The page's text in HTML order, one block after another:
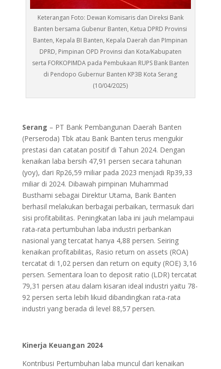
Keterangan Foto: Dewan Komisaris dan Direksi Bank
Banten bersama Gubenur Banten, Ketua DPRD Provinsi
Banten, Kepala BI Banten, Kepala Daerah dan PImpinan
DPRD, Pimpinan OPD Provinsi dan Kota/Kabupaten
serta FORKOPIMDA pada Pembukaan RUPS Bank Banten
di Pendopo Gubernur Banten KP3B Kota Serang
(10/04/2025)
Serang – PT Bank Pembangunan Daerah Banten
(Perseroda) Tbk atau Bank Banten terus mengukir
prestasi dan catatan positif di Tahun 2024. Dengan
kenaikan laba bersih 47,91 persen secara tahunan
(yoy), dari Rp26,59 miliar pada 2023 menjadi Rp39,33
miliar di 2024. Dibawah pimpinan Muhammad
Busthami sebagai Direktur Utama, Bank Banten
berhasil melakukan berbagai perbaikan, termasuk dari
sisi profitabilitas. Peningkatan laba ini jauh melampaui
rata-rata pertumbuhan laba industri perbankan
nasional yang tercatat hanya 4,88 persen. Seiring
kenaikan profitabilitas, Rasio return on assets (ROA)
tercatat di 1,02 persen dan return on equity (ROE) 3,16
persen. Sementara loan to deposit ratio (LDR) tercatat
79,31 persen atau dalam kisaran ideal industri yaitu 78-
92 persen serta lebih likuid dibandingkan rata-rata
industri yang berada di level 88,57 persen.
Kinerja Keuangan 2024
Kontribusi Pertumbuhan laba muncul dari kenaikan